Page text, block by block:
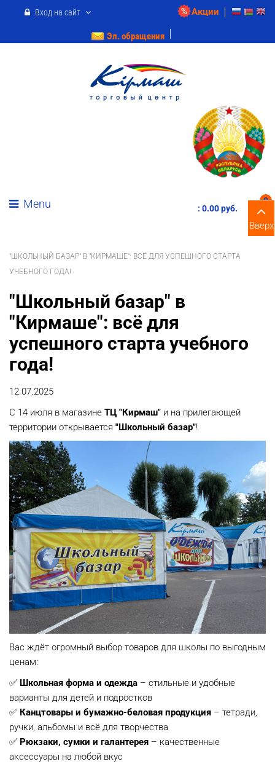
Акции
Вход на сайт
Эл. обращения
Menu
0
: 0.00 pуб.
"ШКОЛЬНЫЙ БАЗАР" В "КИРМАШЕ": ВСЁ ДЛЯ УСПЕШНОГО СТАРТА
УЧЕБНОГО ГОДА!
"Школьный базар" в
"Кирмаше": всё для
успешного старта учебного
года!
12.07.2025
С 14 июля в магазине ТЦ "Кирмаш" и на прилегающей
территории открывается "Школьный базар"!
Вас ждёт огромный выбор товаров для школы по выгодным
ценам:
✅ Школьная форма и одежда – стильные и удобные
варианты для детей и подростков
✅ Канцтовары и бумажно-беловая продукция – тетради,
ручки, альбомы и всё для творчества
✅ Рюкзаки, сумки и галантерея – качественные
аксессуары на любой вкус
Вверх